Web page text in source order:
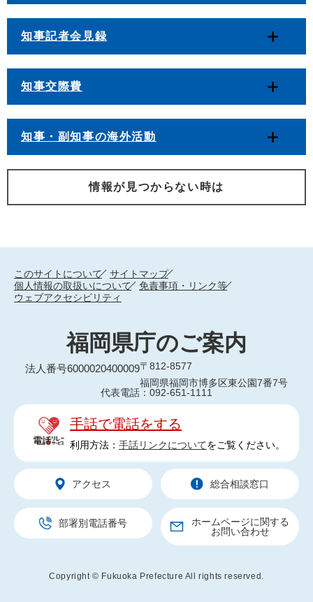
知事記者会見録
知事交際費
知事・副知事の海外活動
情報が見つからない時は
このサイトについて
サイトマップ
個人情報の取扱いについて
免責事項・リンク等
ウェブアクセシビリティ
福岡県庁のご案内
法人番号6000020400009〒812-8577
福岡県福岡市博多区東公園7番7号
代表電話：092-651-1111
手話で電話をする
利用方法： 手話リンクについてをご覧ください。
アクセス 総合相談窓口
部署別電話番号
ホームページに関する
お問い合わせ
Copyright © Fukuoka Prefecture All rights reserved.